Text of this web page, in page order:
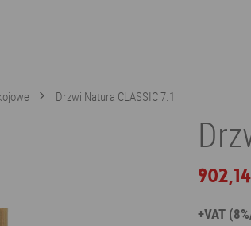
Drzwi Natura CLASSIC 7.1
+VAT